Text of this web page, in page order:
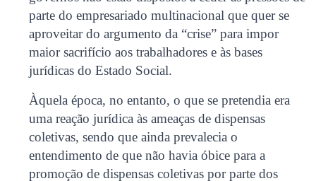
parte do empresariado multinacional que quer se
aproveitar do argumento da “crise” para impor
maior sacrifício aos trabalhadores e às bases
jurídicas do Estado Social.
Àquela época, no entanto, o que se pretendia era
uma reação jurídica às ameaças de dispensas
coletivas, sendo que ainda prevalecia o
entendimento de que não havia óbice para a
promoção de dispensas coletivas por parte dos